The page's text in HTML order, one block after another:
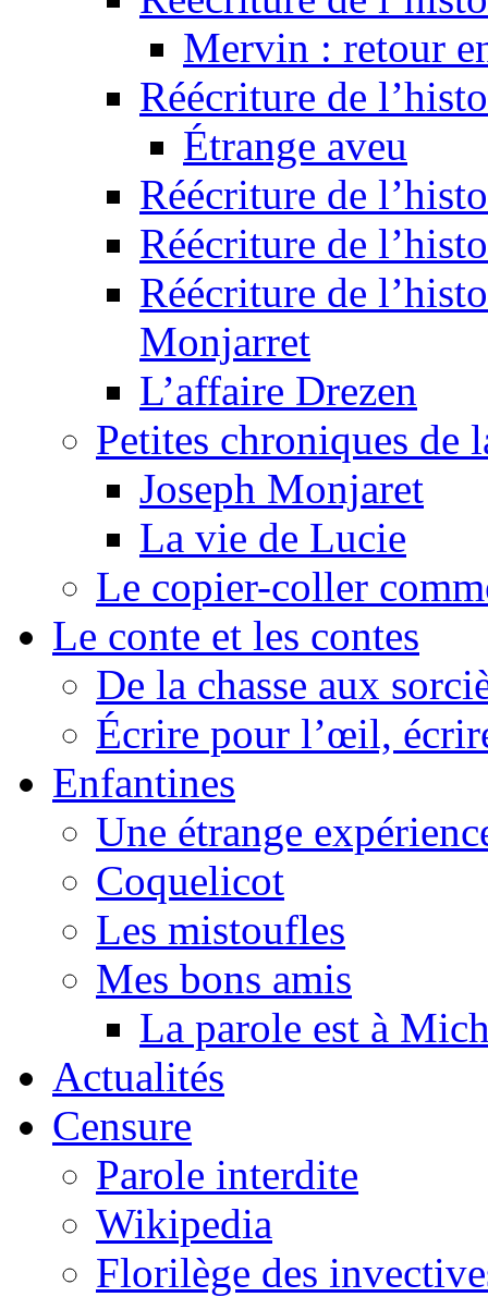
Mervin : retour
Réécriture de
Étrange aveu
Réécriture de
Réécriture de
Réécriture de
Monjarret
L’affaire Drezen
Petites chroniques de
Joseph Monjaret
La vie de Lucie
Le copier-coller
Le conte et les contes
De la chasse aux
Écrire pour l’œil,
Enfantines
Une étrange
Coquelicot
Les mistoufles
Mes bons amis
La parole est à
Actualités
Censure
Parole interdite
Wikipedia
Florilège des